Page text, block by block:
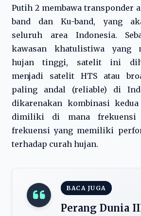
Putih 2 membawa transponder
band dan Ku-band, yang
seluruh area Indonesia.
kawasan khatulistiwa yang
hujan tinggi, satelit ini
menjadi satelit HTS atau
paling andal (reliable) di
dikarenakan kombinasi
dimiliki di mana frekuensi
frekuensi yang memiliki
terhadap curah hujan.
BACA JUGA
Perang Dunia